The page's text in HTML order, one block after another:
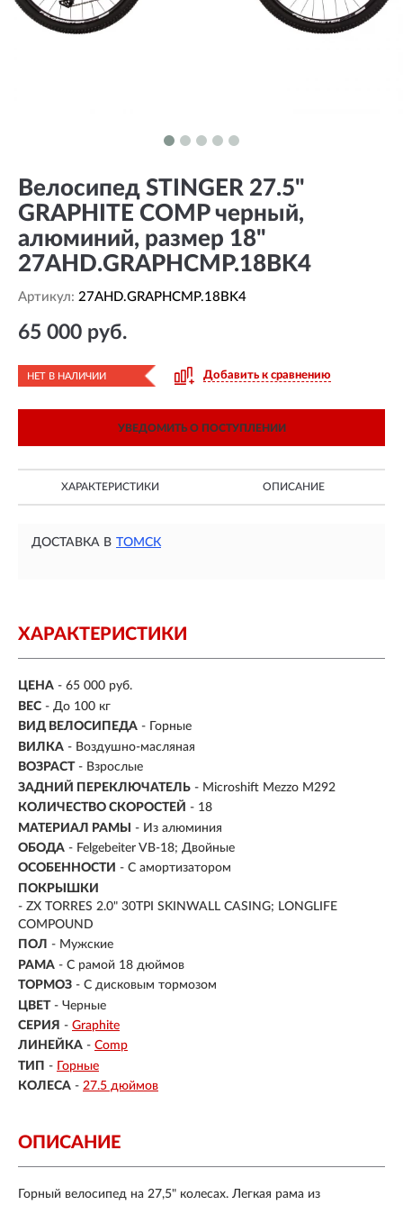
Велосипед STINGER 27.5"
GRAPHITE COMP черный,
алюминий, размер 18"
27AHD.GRAPHCMP.18BK4
Артикул: 27AHD.GRAPHCMP.18BK4
65 000 руб.
НЕТ В НАЛИЧИИ Добавить к сравнению
УВЕДОМИТЬ О ПОСТУПЛЕНИИ
ХАРАКТЕРИСТИКИ ОПИСАНИЕ
ДОСТАВКА В ТОМСК
ХАРАКТЕРИСТИКИ
ЦЕНА - 65 000 руб.
ВЕС - До 100 кг
ВИД ВЕЛОСИПЕДА - Горные
ВИЛКА - Воздушно-масляная
ВОЗРАСТ - Взрослые
ЗАДНИЙ ПЕРЕКЛЮЧАТЕЛЬ - Microshift Mezzo M292
КОЛИЧЕСТВО СКОРОСТЕЙ - 18
МАТЕРИАЛ РАМЫ
- Из алюминия
ОБОДА - Felgebeiter VB-18; Двойные
ОСОБЕННОСТИ - С амортизатором
ПОКРЫШКИ
- ZX TORRES 2.0" 30TPI SKINWALL CASING; LONGLIFE
COMPOUND
ПОЛ - Мужские
РАМА - С рамой 18 дюймов
ТОРМОЗ - С дисковым тормозом
ЦВЕТ - Черные
СЕРИЯ - Graphite
ЛИНЕЙКА - Comp
ТИП - Горные
КОЛЕСА - 27.5 дюймов
ОПИСАНИЕ
Горный велосипед на 27,5" колесах. Легкая рама из